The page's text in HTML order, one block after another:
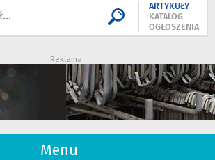
ARTYKUŁY
KATALOG
OGŁOSZENIA
Reklama
Menu